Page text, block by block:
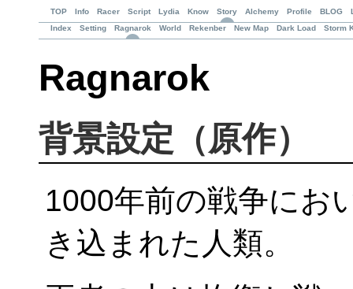
TOP Info Racer Script Lydia Know Story Alchemy Profile BLOG
Index
Setting Ragnarok World Rekenber New Map Dark Load Storm
Ragnarok
背景設定 （原作）
1000年前の戦争にお
き込まれた人類。